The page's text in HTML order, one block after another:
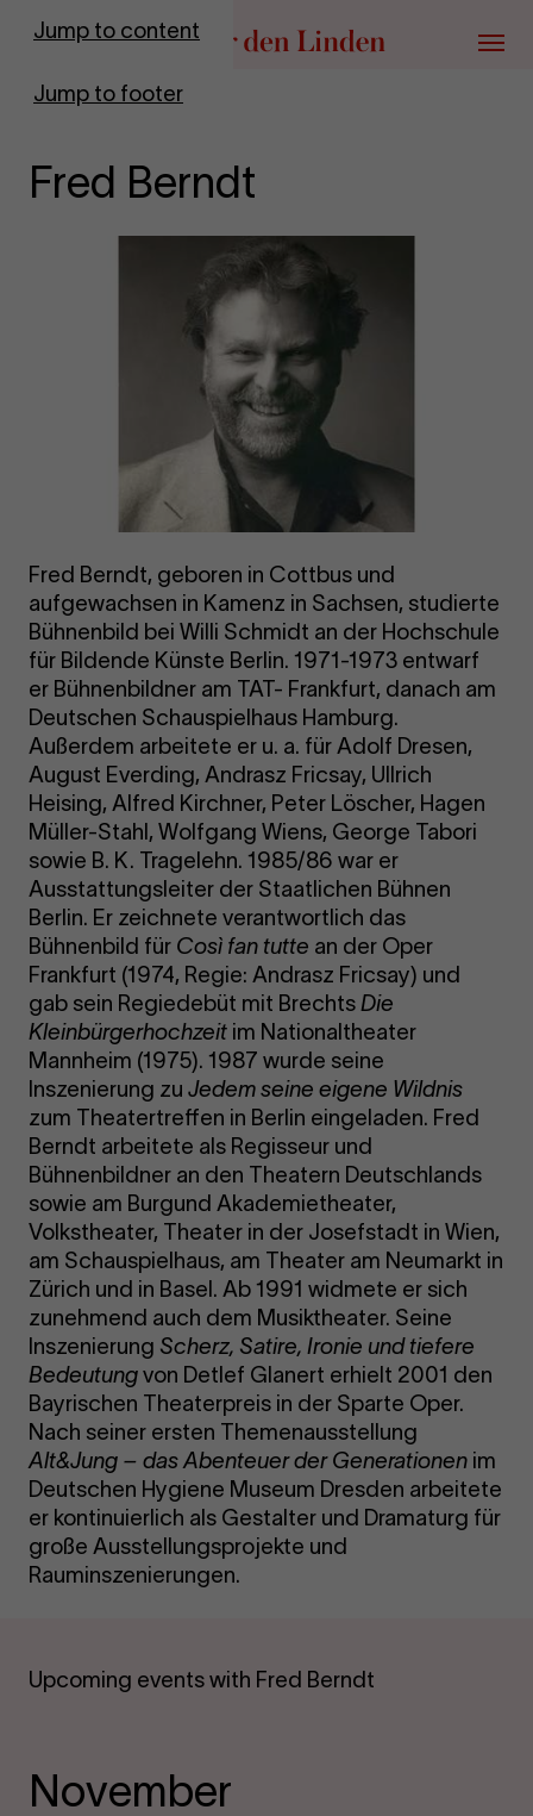
Jump to content
Jump to footer
Go to homepage
Menu
Fred Berndt
Fred Berndt, geboren in Cottbus und
aufgewachsen in Kamenz in Sachsen, studierte
Bühnenbild bei Willi Schmidt an der Hochschule
für Bildende Künste Berlin. 1971-1973 entwarf
er Bühnenbildner am TAT- Frankfurt, danach am
Deutschen Schauspielhaus Hamburg.
Außerdem arbeitete er u. a. für Adolf Dresen,
August Everding, Andrasz Fricsay, Ullrich
Heising, Alfred Kirchner, Peter Löscher, Hagen
Müller-Stahl, Wolfgang Wiens, George Tabori
sowie B. K. Tragelehn. 1985/86 war er
Ausstattungsleiter der Staatlichen Bühnen
Berlin. Er zeichnete verantwortlich das
Bühnenbild für Così fan tutte an der Oper
Frankfurt (1974, Regie: Andrasz Fricsay) und
gab sein Regiedebüt mit Brechts Die
Kleinbürgerhochzeit im Nationaltheater
Mannheim (1975). 1987 wurde seine
Inszenierung zuJedem seine eigene Wildnis
zum Theatertreffen in Berlin eingeladen. Fred
Berndt arbeitete als Regisseur und
Bühnenbildner an den Theatern Deutschlands
sowie am Burgund Akademietheater,
Volkstheater, Theater in der Josefstadt in Wien,
am Schauspielhaus, am Theater am Neumarkt in
Zürich und in Basel. Ab 1991 widmete er sich
zunehmend auch dem Musiktheater. Seine
Inszenierung Scherz, Satire, Ironie und tiefere
Bedeutungvon Detlef Glanert erhielt 2001 den
Bayrischen Theaterpreis in der Sparte Oper.
Nach seiner ersten Themenausstellung
Alt&Jung – das Abenteuer der Generationen im
Deutschen Hygiene Museum Dresden arbeitete
er kontinuierlich als Gestalter und Dramaturg für
große Ausstellungsprojekte und
Rauminszenierungen.
Upcoming events with Fred Berndt
November